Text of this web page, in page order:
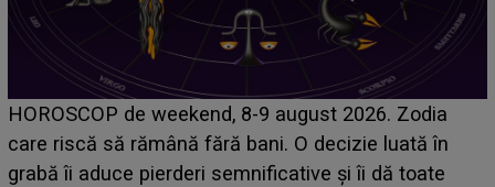
Emanuel a ținut ACEST DETALIU ASCUNS până
acum! În fața Alexandrei, concurentul din Casa Iubirii
face o MĂRTURISIRE NEAȘTEPTATĂ despre mama